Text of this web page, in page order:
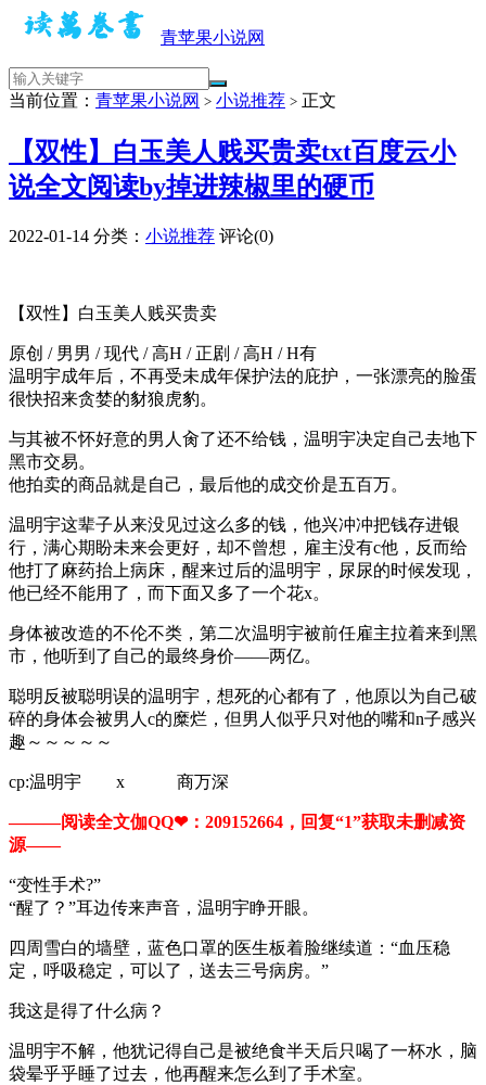
青苹果小说网
当前位置： 青苹果小说网 > 小说推荐 > 正文
【双性】白玉美人贱买贵卖txt百度云小
说全文阅读by掉进辣椒里的硬币
2022-01-14 分类： 小说推荐 评论(0)
【双性】白玉美人贱买贵卖
原创 / 男男 / 现代 / 高H / 正剧 / 高H / H有
温明宇成年后，不再受未成年保护法的庇护，一张漂亮的脸蛋
很快招来贪婪的豺狼虎豹。
与其被不怀好意的男人肏了还不给钱，温明宇决定自己去地下
黑市交易。
他拍卖的商品就是自己，最后他的成交价是五百万。
温明宇这辈子从来没见过这么多的钱，他兴冲冲把钱存进银
行，满心期盼未来会更好，却不曾想，雇主没有c他，反而给
他打了麻药抬上病床，醒来过后的温明宇，尿尿的时候发现，
他已经不能用了，而下面又多了一个花x。
身体被改造的不伦不类，第二次温明宇被前任雇主拉着来到黑
市，他听到了自己的最终身价——两亿。
聪明反被聪明误的温明宇，想死的心都有了，他原以为自己破
碎的身体会被男人c的糜烂，但男人似乎只对他的嘴和n子感兴
趣～～～～～
cp:温明宇 x 商万深
———阅读全文伽QQ❤：209152664，回复“1”获取未删减资
源—​​​​—
“变性手术?”
“醒了？”耳边传来声音，温明宇睁开眼。
四周雪白的墙壁，蓝色口罩的医生板着脸继续道：“血压稳
定，呼吸稳定，可以了，送去三号病房。”
我这是得了什么病？
温明宇不解，他犹记得自己是被绝食半天后只喝了一杯水，脑
袋晕乎乎睡了过去，他再醒来怎么到了手术室。